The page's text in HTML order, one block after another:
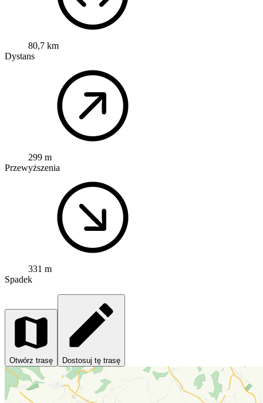
80,7 km
Dystans
299 m
Przewyższenia
331 m
Spadek
Otwórz trasę Dostosuj tę trasę